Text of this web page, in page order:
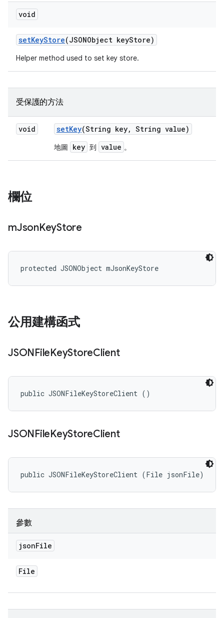
void
setKeyStore(JSONObject keyStore)
Helper method used to set key store.
受保護的方法
void setKey(String key, String value)
地圖 key 到 value 。
欄位
mJsonKeyStore
protected JSONObject mJsonKeyStore
公用建構函式
JSONFileKeyStoreClient
public JSONFileKeyStoreClient ()
JSONFileKeyStoreClient
public JSONFileKeyStoreClient (File jsonFile)
參數
jsonFile
File